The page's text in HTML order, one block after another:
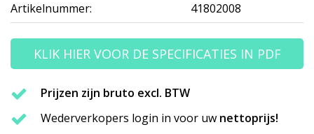
Artikelnummer: 41802008
KLIK HIER VOOR DE SPECIFICATIES IN PDF
Prijzen zijn bruto excl. BTW
Wederverkopers login in voor uw nettoprijs!